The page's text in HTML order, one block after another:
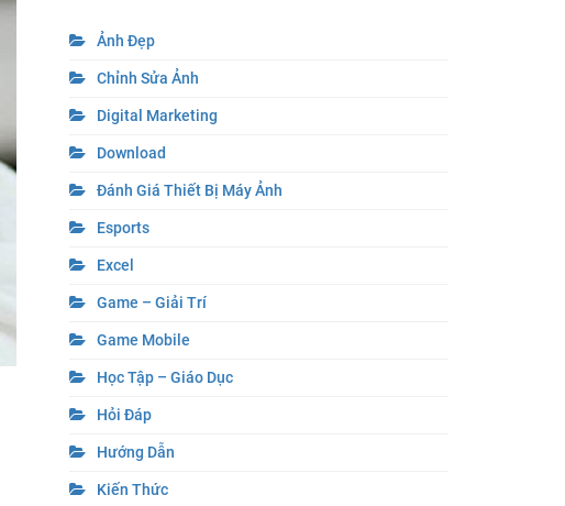
Ảnh Đẹp
Chỉnh Sửa Ảnh
Digital Marketing
Download
Đánh Giá Thiết Bị Máy Ảnh
Esports
Excel
Game – Giải Trí
Game Mobile
Học Tập – Giáo Dục
Hỏi Đáp
Hướng Dẫn
Kiến Thức